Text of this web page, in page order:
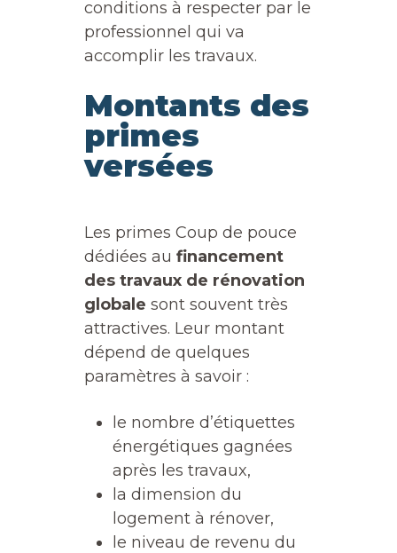
conditions à respecter par le
professionnel qui va
accomplir les travaux.
Montants des
primes
versées
Les primes Coup de pouce
dédiées au financement
des travaux de rénovation
globale sont souvent très
attractives. Leur montant
dépend de quelques
paramètres à savoir :
le nombre d’étiquettes
énergétiques gagnées
après les travaux,
la dimension du
logement à rénover,
le niveau de revenu du